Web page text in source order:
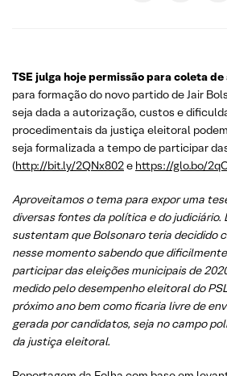
TSE julga hoje permissão para coleta
para formação do novo partido de Jair
seja dada a autorização, custos e
procedimentais da justiça eleitoral
seja formalizada a tempo de participar
(http://bit.ly/2QNx802e https://glo.bo/
Aproveitamos o tema para expor uma
diversas fontes da política e do judiciário.
sustentam que Bolsonaro teria decidido
nesse momento sabendo que
participar das eleições municipais de
medido pelo desempenho eleitoral do
próximo ano bem como ficaria livre de
gerada por candidatos, seja no campo
da justiça eleitoral.